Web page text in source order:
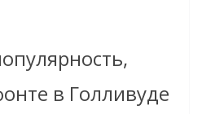
в Голливуде